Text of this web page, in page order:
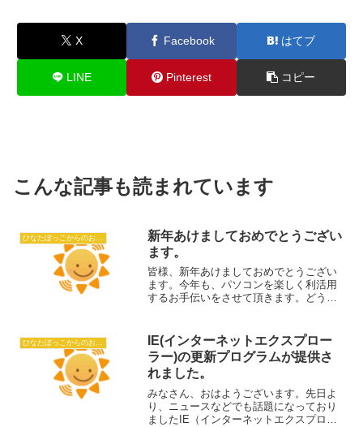
X Facebook はてブ
LINE Pinterest コピー
こんな記事も読まれています
ひなたぼっこからのおしらせ
新年あけましておめでとうござい
ます。
皆様、新年あけましておめでとうござい
ます。今年も、パソコンを楽しく利活用
するお手伝いをさせて頂きます。どうぞ
です。年の初めの運試し！空くじなしで
す。引換券（教室からの年...
ひなたぼっこからのおしらせ
IE(インターネットエクスプロー
ラー)の更新プログラムが提供さ
れました。
みなさん、おはようございます。先日よ
り、ニュースなどでも話題になっており
ましたIE（インターネットエクスプロー